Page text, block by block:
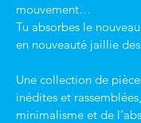
mouvement…
Tu absorbes le
en nouveauté jaillie
Une collection de
inédites et
minimalisme et de